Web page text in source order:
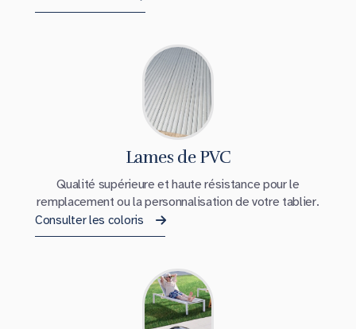
Lames de PVC
Qualité supérieure et haute résistance pour le
remplacement ou la personnalisation de votre tablier.
Consulter les coloris